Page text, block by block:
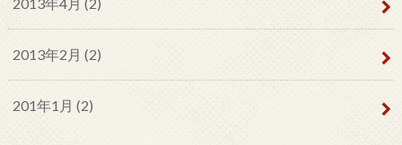
2013年2月 (2)
201年1月 (2)